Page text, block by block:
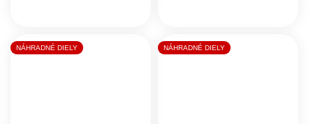
NÁHRADNÉ DIELY NÁHRADNÉ DIELY